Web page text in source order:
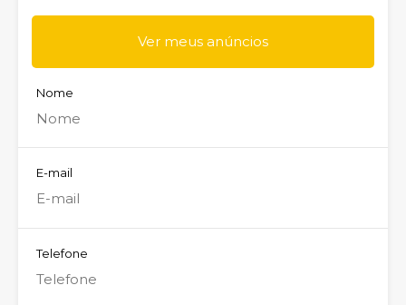
Ver meus anúncios
Nome
E-mail
Telefone